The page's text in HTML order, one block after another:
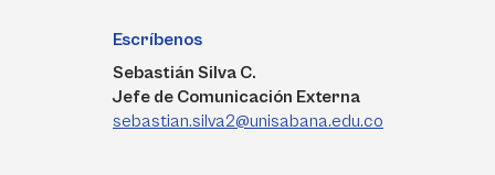
Escríbenos
Sebastián Silva C.
Jefe de Comunicación Externa
sebastian.silva2@unisabana.edu.co